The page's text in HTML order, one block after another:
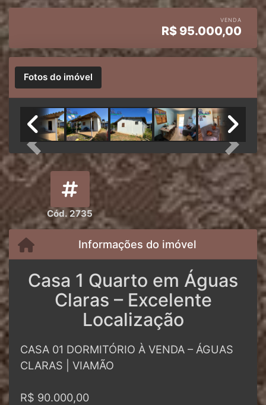
VENDA
R$ 95.000,00
Fotos do imóvel
Previous Next
Cód. 2735
Informações do imóvel
Casa 1 Quarto em Águas
Claras – Excelente
Localização
CASA 01 DORMITÓRIO À VENDA – ÁGUAS
CLARAS | VIAMÃO
R$ 90.000,00